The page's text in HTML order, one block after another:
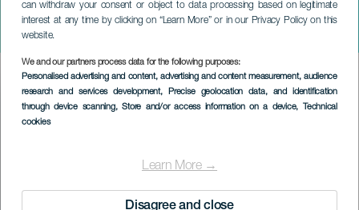
can withdraw your consent or object to data processing based on legitimate
interest at any time by clicking on “Learn More” or in our Privacy Policy on this
website.
We and our partners process data for the following purposes:
Personalised advertising and content, advertising and content measurement, audience
research and services development, Precise geolocation data, and identification
through device scanning, Store and/or access information on a device, Technical
cookies
Learn More →
Disagree and close
Grisefortælling
TENERIFE
Imagen
Listado